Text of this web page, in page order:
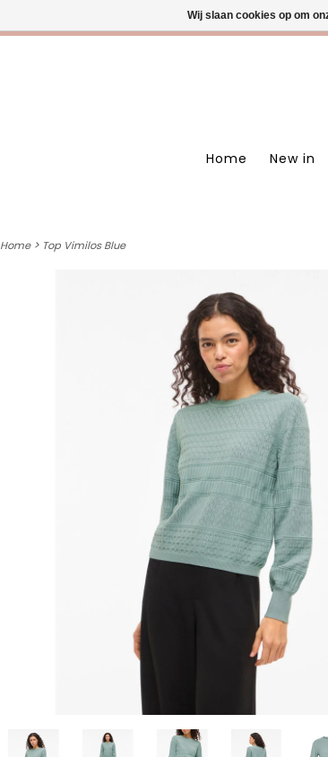
• Wekelijks nieuwe
Home New in
Home> Top Vimilos Blue
Wij slaan cookies op om